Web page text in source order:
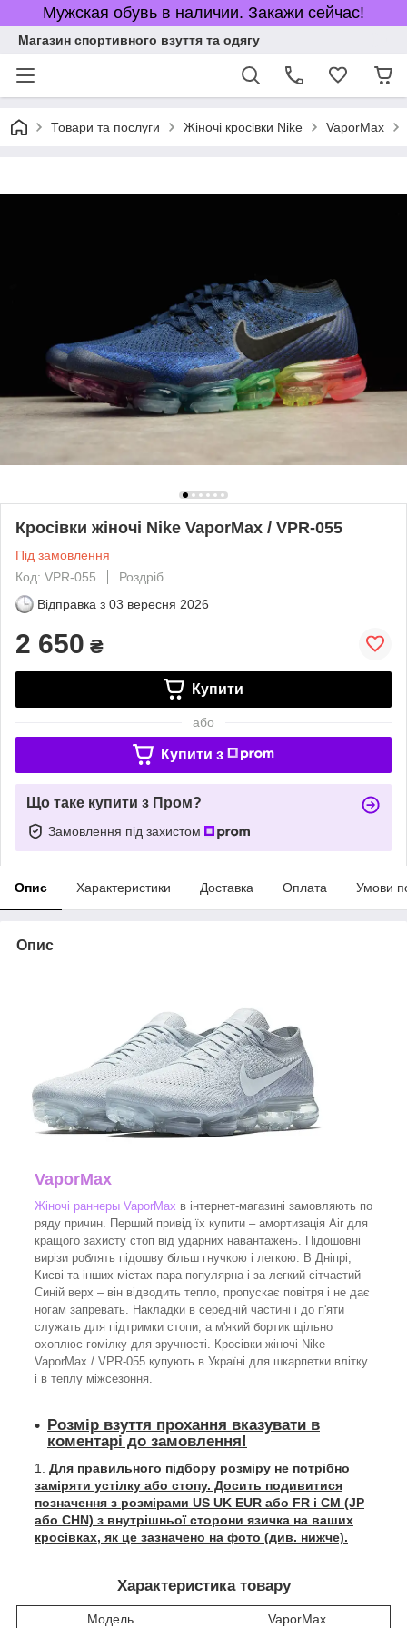
Мужская обувь в наличии. Закажи сейчас!
Магазин спортивного взуття та одягу
Товари та послуги Жіночі кросівки Nike VaporMax
Кросівки жіночі Nike VaporMax / VPR-055
Під замовлення
Код: VPR-055
Роздріб
Відправка з 03 вересня 2026
2 650 ₴
Купити
або
Купити з
Що таке купити з Пром?
Замовлення під захистом
Опис Характеристики Доставка Оплата Умови
Опис
VaporMax
Жіночі раннеры VaporMax в інтернет-магазині замовляють по
ряду причин. Перший привід їх купити – амортизація Air для
кращого захисту стоп від ударних навантажень. Підошовні
вирізи роблять підошву більш гнучкою і легкою. В Дніпрі,
Києві та інших містах пара популярна і за легкий сітчастий
Синій верх – він відводить тепло, пропускає повітря і не дає
ногам запревать. Накладки в середній частині і до п'яти
служать для підтримки стопи, а м'який бортик щільно
охоплює гомілку для зручності. Кросівки жіночі Nike
VaporMax / VPR-055 купують в Україні для шкарпетки влітку
і в теплу міжсезоння.
Розмір взуття прохання вказувати в
коментарі до замовлення!
Для правильного підбору розміру не потрібно
заміряти устілку або стопу. Досить подивитися
позначення з розмірами US UK EUR або FR і СМ (JP
або CHN) з внутрішньої сторони язичка на ваших
кросівках, як це зазначено на фото (див. нижче).
Характеристика товару
Модель VaporMax